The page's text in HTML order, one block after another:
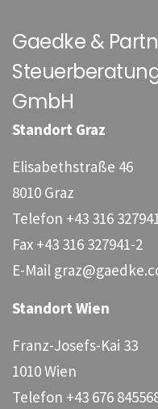
Gaedke &
GmbH
Standort Graz
Elisabethstraße 46
8010 Graz
Telefon +43 316
Fax +43 316 327941-2
E-Mail
Standort Wien
Franz-Josefs-Kai 33
1010 Wien
Telefon +43 676